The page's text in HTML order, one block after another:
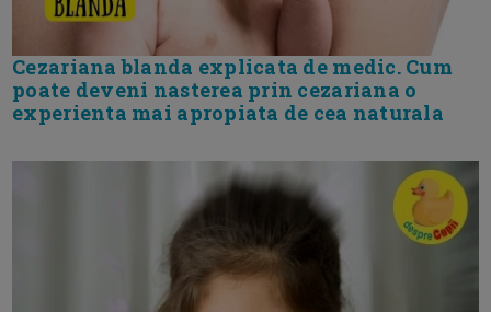
Cezariana blanda explicata de medic. Cum
poate deveni nasterea prin cezariana o
experienta mai apropiata de cea naturala